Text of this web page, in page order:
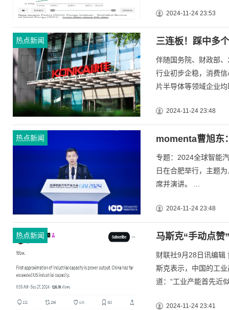
2024-11-24 23:53
热点新闻 三连板！踩中多
伴随国务院、财政部
行业初步企稳，消费
片半导体等领域企业
2024-11-24 23:48
热点新闻 momenta曹旭东
专题：2024全球智能
日在合肥举行，主题
席并演讲。 ...
2024-11-24 23:48
热点新闻 马斯克“手动点赞
财联社9月28日讯编辑
斯克表示，中国的工
道：“工业产能首先近
2024-11-24 23:41